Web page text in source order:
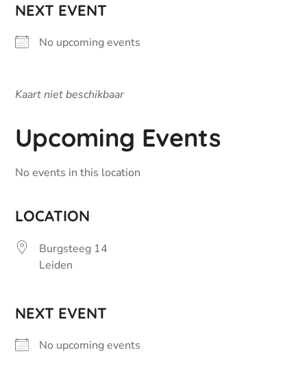
NEXT EVENT
No upcoming events
Kaart niet beschikbaar
Upcoming Events
No events in this location
LOCATION
Burgsteeg 14
Leiden
NEXT EVENT
No upcoming events